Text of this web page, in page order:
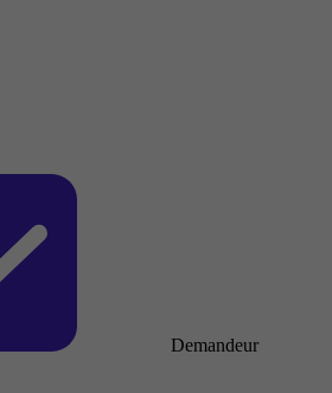
Demandeur